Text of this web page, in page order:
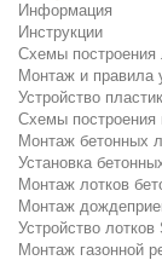
Информация
Инструкции
Схемы построения
Монтаж и правила
Устройство
Схемы построения
Монтаж бетонных
Установка
Монтаж лотков
Монтаж
Устройство
Монтаж газонной